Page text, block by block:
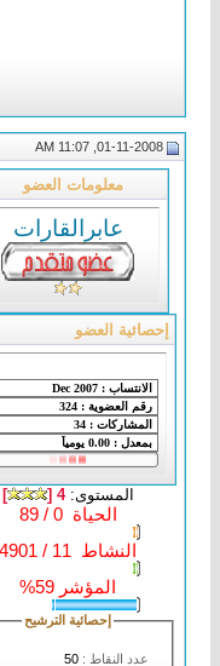
معلومات العضو
عابرالقارات
إحصائية العضو
المستوى:4 [
]
الحياة 0 / 89
النشاط 11 / 4901
المؤشر 59%
إحصائية الترشيح
عدد النقاط :50